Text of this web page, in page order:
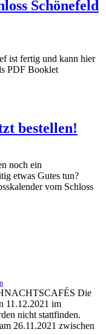
Schönefeld
ist fertig und kann hier
PDF Booklet
bestellen!
noch ein
etwas Gutes tun?
vom Schloss
Die
11.12.2021 im
nicht stattfinden.
26.11.2021 zwischen